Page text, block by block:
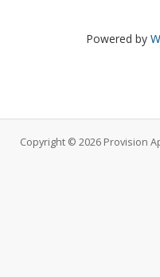
Powered by
Copyright © 2026 Provision